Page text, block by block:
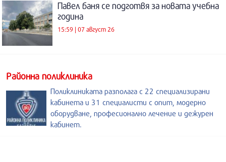
Павел баня се подготвя за новата учебна
година
15:59 | 07 август 26
Районна поликлиника
Поликлиниката разполага с 22 специализирани
кабинета и 31 специалисти с опит, модерно
оборудване, професионално лечение и дежурен
кабинет.